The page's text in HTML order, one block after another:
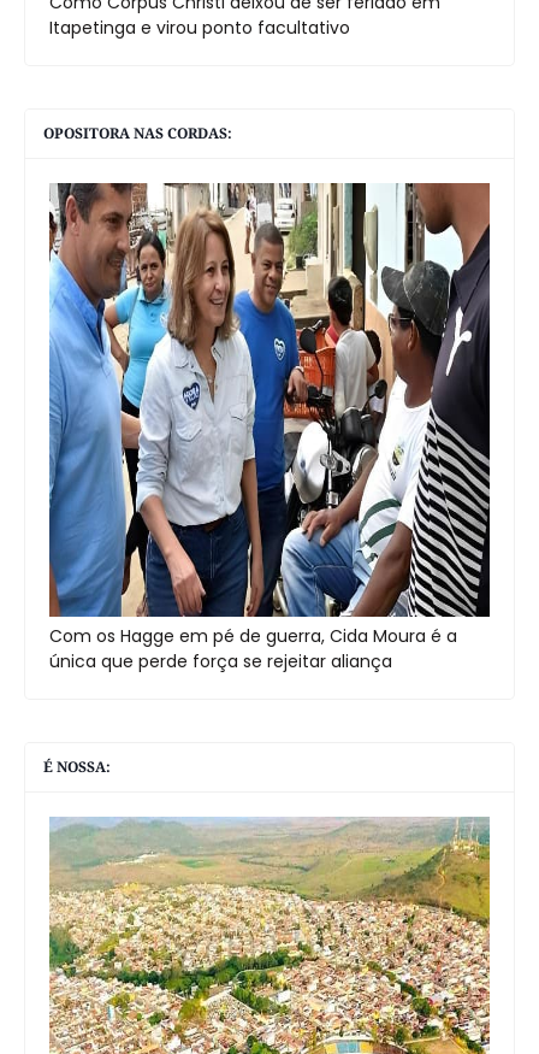
Itapetinga e virou ponto facultativo
OPOSITORA NAS CORDAS:
Com os Hagge em pé de guerra, Cida Moura é a
única que perde força se rejeitar aliança
É NOSSA: